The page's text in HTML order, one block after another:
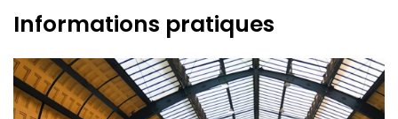
Informations pratiques